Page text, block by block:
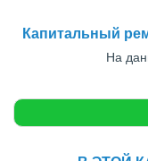
Капитальный
На